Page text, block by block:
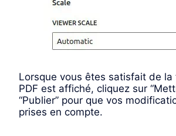
Lorsque vous êtes satisfait de la
PDF est affiché, cliquez sur
“Publier” pour que vos
prises en compte.